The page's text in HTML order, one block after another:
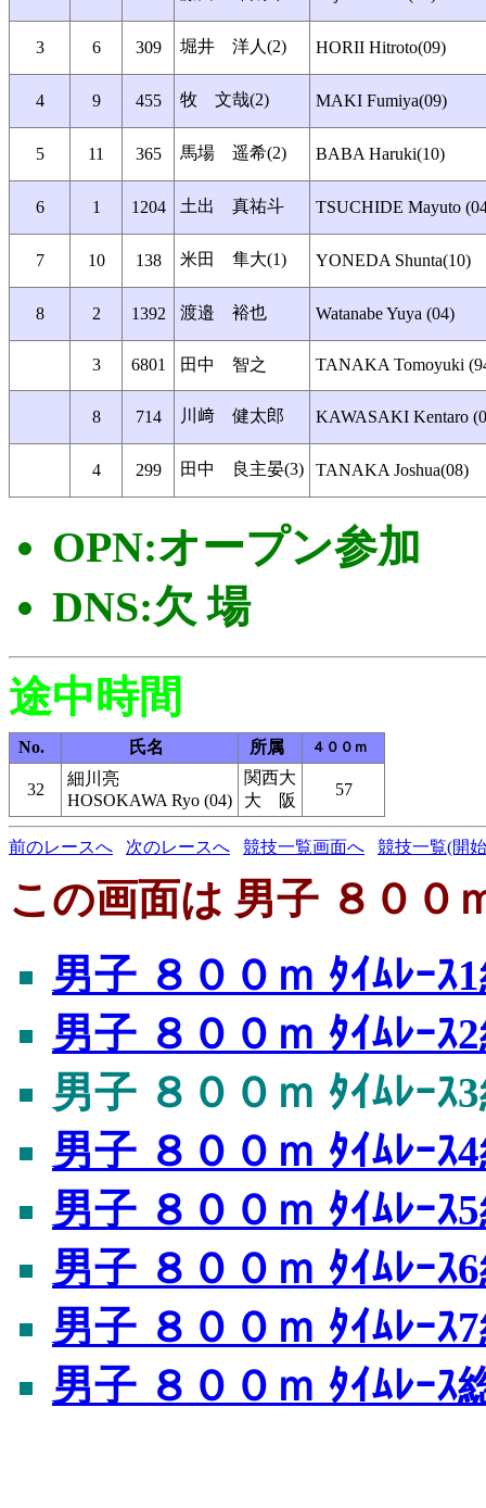
3 6 309 堀井 洋人(2) HORII Hitroto(09)
4 9 455 牧 文哉(2) MAKI Fumiya(09)
5 11 365 馬場 遥希(2) BABA Haruki(10)
6 1 1204 土出 真祐斗 TSUCHIDE Mayuto
7 10 138 米田 隼大(1) YONEDA Shunta(10)
8 2 1392 渡邉 裕也 Watanabe Yuya (04)
3 6801 田中 智之 TANAKA Tomoyuki
8 714 川﨑 健太郎 KAWASAKI Kentaro
4 299 田中 良主晏(3) TANAKA Joshua(08)
OPN:オープン参加
DNS:欠 場
途中時間
No. 氏名 所属 ４００ｍ
32
細川亮
HOSOKAWA Ryo (04)
関西大
大 阪
57
前のレースへ 次のレースへ 競技一覧画面へ 競技一覧(開
この画面は 男子 ８００
男子 ８００ｍ ﾀｲﾑﾚｰｽ
男子 ８００ｍ ﾀｲﾑﾚｰｽ
男子 ８００ｍ ﾀｲﾑﾚｰｽ
男子 ８００ｍ ﾀｲﾑﾚｰｽ
男子 ８００ｍ ﾀｲﾑﾚｰｽ
男子 ８００ｍ ﾀｲﾑﾚｰｽ
男子 ８００ｍ ﾀｲﾑﾚｰｽ
男子 ８００ｍ ﾀｲﾑﾚｰｽ